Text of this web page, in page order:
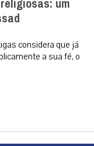
considera que já
a sua fé, o